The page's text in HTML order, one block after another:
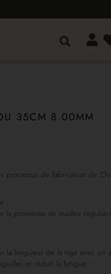
35CM 8.00MM
processus de fabrication de
:
la promesse de mailles
la longueur de la tige avec un
et réduit la fatigue.